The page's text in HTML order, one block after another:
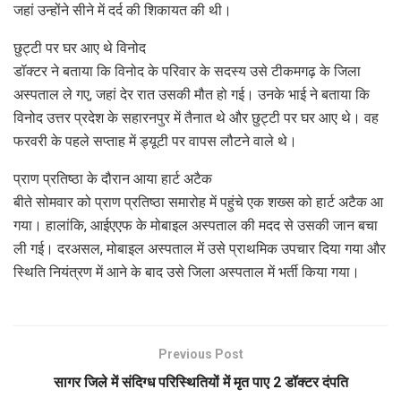
जहां उन्होंने सीने में दर्द की शिकायत की थी।
छुट्टी पर घर आए थे विनोद
डॉक्टर ने बताया कि विनोद के परिवार के सदस्य उसे टीकमगढ़ के जिला
अस्पताल ले गए, जहां देर रात उसकी मौत हो गई। उनके भाई ने बताया कि
विनोद उत्तर प्रदेश के सहारनपुर में तैनात थे और छुट्टी पर घर आए थे। वह
फरवरी के पहले सप्ताह में ड्यूटी पर वापस लौटने वाले थे।
प्राण प्रतिष्ठा के दौरान आया हार्ट अटैक
बीते सोमवार को प्राण प्रतिष्ठा समारोह में पहुंचे एक शख्स को हार्ट अटैक आ
गया। हालांकि, आईएएफ के मोबाइल अस्पताल की मदद से उसकी जान बचा
ली गई। दरअसल, मोबाइल अस्पताल में उसे प्राथमिक उपचार दिया गया और
स्थिति नियंत्रण में आने के बाद उसे जिला अस्पताल में भर्ती किया गया।
Previous Post
सागर जिले में संदिग्ध परिस्थितियों में मृत पाए 2 डॉक्टर दंपति